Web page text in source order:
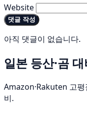
Website
댓글 작성
아직 댓글이 없습니다.
일본 등산·곰
Amazon·Rakuten 고
비.